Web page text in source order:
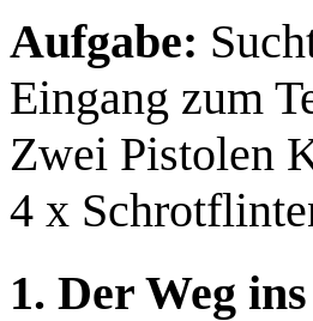
Aufgabe:
Eingang zum
Zwei Pistolen
4 x
1. Der Weg